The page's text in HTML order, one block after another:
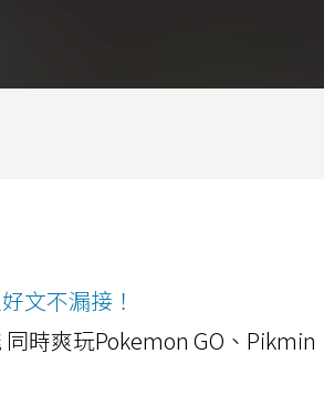
文不漏接！
時爽玩Pokemon GO、Pikmin